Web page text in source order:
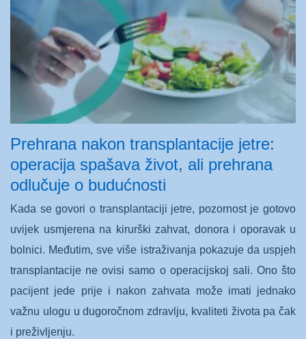
Prehrana nakon transplantacije jetre:
operacija spašava život, ali prehrana
odlučuje o budućnosti
Kada se govori o transplantaciji jetre, pozornost je gotovo
uvijek usmjerena na kirurški zahvat, donora i oporavak u
bolnici. Međutim, sve više istraživanja pokazuje da uspjeh
transplantacije ne ovisi samo o operacijskoj sali. Ono što
pacijent jede prije i nakon zahvata može imati jednako
važnu ulogu u dugoročnom zdravlju, kvaliteti života pa čak
i preživljenju.